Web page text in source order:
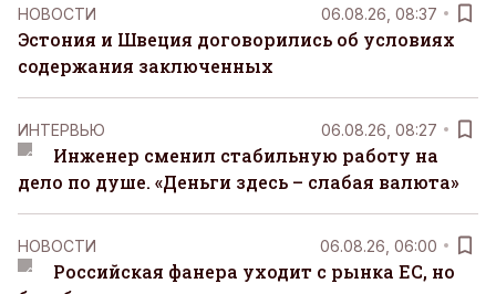
НОВОСТИ 06.08.26, 08:37
Эстония и Швеция договорились об условиях
содержания заключенных
ИНТЕРВЬЮ 06.08.26, 08:27
Инженер сменил стабильную работу на
дело по душе. «Деньги здесь – слабая валюта»
НОВОСТИ 06.08.26, 06:00
Российская фанера уходит с рынка ЕС, но